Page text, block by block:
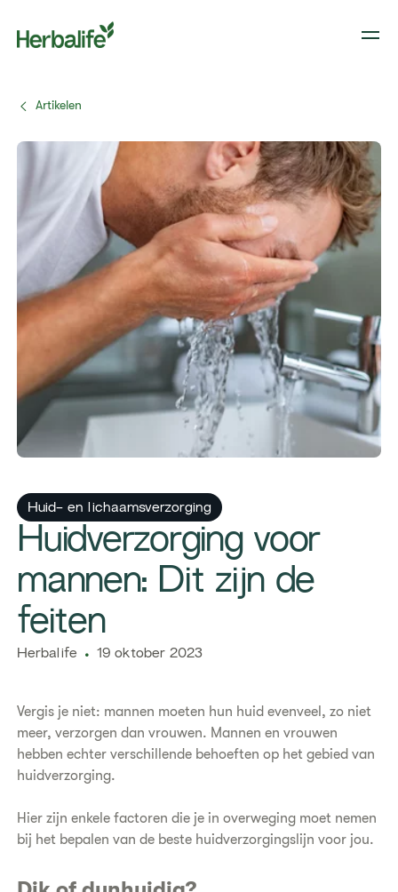
Artikelen
Huid- en lichaamsverzorging
Huidverzorging voor
mannen: Dit zijn de
feiten
Herbalife 19 oktober 2023
Vergis je niet: mannen moeten hun huid evenveel, zo niet
meer, verzorgen dan vrouwen. Mannen en vrouwen
hebben echter verschillende behoeften op het gebied van
huidverzorging.
Hier zijn enkele factoren die je in overweging moet nemen
bij het bepalen van de beste huidverzorgingslijn voor jou.